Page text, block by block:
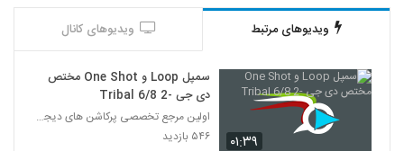
ویدیوهای مرتبط ویدیوهای کانال
۰۱:۳۹
سمپل Loop و One Shot مختص
دی جی -Tribal 6/8 2
اولین مرجع تخصصی پرکاشن های دیجیتال در ایران
۵۴۶ بازدید